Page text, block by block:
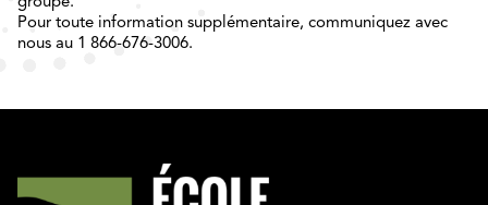
Pour toute information supplémentaire, communiquez avec
nous au 1 866-676-3006.